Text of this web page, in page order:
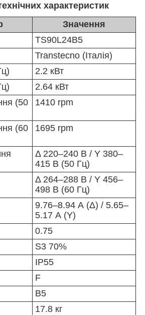
характеристик
Значення
TS90L24B5
Transtecno (Італія)
2.2 кВт
2.64 кВт
(50
1410 rpm
(60
1695 rpm
Δ 220–240 В / Y 380–
415 В (50 Гц)
Δ 264–288 В / Y 456–
498 В (60 Гц)
9.76–8.94 А (Δ) / 5.65–
5.17 А (Y)
0.75
S3 70%
IP55
F
B5
17.8 кг